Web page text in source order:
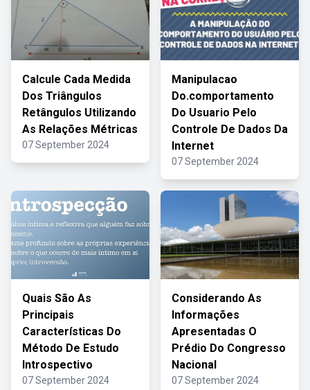
Calcule Cada Medida
Dos Triângulos
Retângulos Utilizando
As Relações Métricas
07 September 2024
Manipulacao
Do.comportamento
Do Usuario Pelo
Controle De Dados Da
Internet
07 September 2024
Quais São As
Principais
Características Do
Método De Estudo
Introspectivo
07 September 2024
Considerando As
Informações
Apresentadas O
Prédio Do Congresso
Nacional
07 September 2024